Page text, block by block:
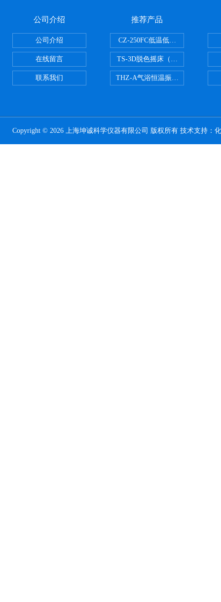
公司介绍
公司介绍
在线留言
联系我们
推荐产品
CZ-250FC低温低湿种子储藏柜
TS-3D脱色摇床（三维运动）
THZ-A气浴恒温振荡器
Copyright © 2026 上海坤诚科学仪器有限公司 版权所有 技术支持：